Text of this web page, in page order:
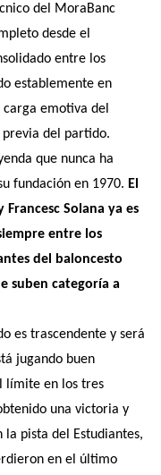
del MoraBanc
desde el
entre los
establemente en
emotiva del
del partido.
que nunca ha
fundación en 1970. El
Solana ya es
entre los
del baloncesto
suben categoría a
es trascendente y será
jugando buen
límite en los tres
una victoria y
la pista del Estudiantes,
en el último